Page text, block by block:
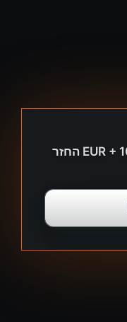
200% בונוס עד 7,500 EUR + 10% החזר